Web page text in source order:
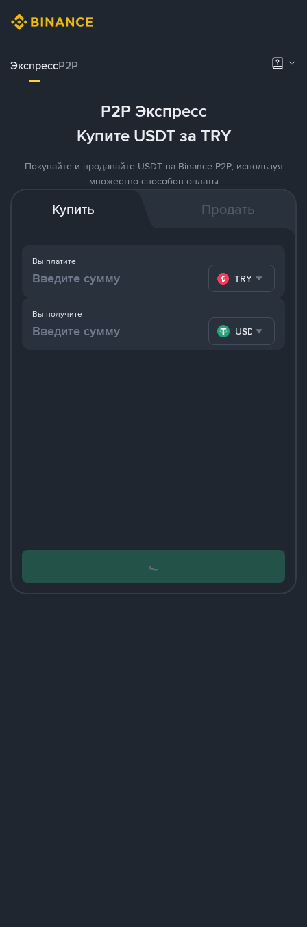
ЭкспрессP2P
P2P Экспресс
Купите USDT за TRY
Покупайте и продавайте USDT на Binance P2P, используя
множество способов оплаты
Купить Продать
Вы платите
TRY
Вы получите
USDT